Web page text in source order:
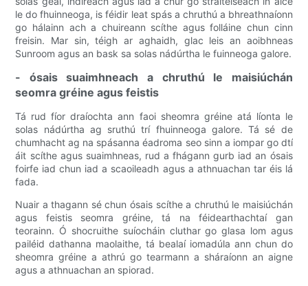
le do fhuinneoga, is féidir leat spás a chruthú a bhreathnaíonn
go hálainn ach a chuireann scíthe agus folláine chun cinn
freisin. Mar sin, téigh ar aghaidh, glac leis an aoibhneas
Sunroom agus an bask sa solas nádúrtha le fuinneoga galore.
- ósais suaimhneach a chruthú le maisiúchán
seomra gréine agus feistis
Tá rud fíor draíochta ann faoi sheomra gréine atá líonta le
solas nádúrtha ag sruthú trí fhuinneoga galore. Tá sé de
chumhacht ag na spásanna éadroma seo sinn a iompar go dtí
áit scíthe agus suaimhneas, rud a fhágann gurb iad an ósais
foirfe iad chun iad a scaoileadh agus a athnuachan tar éis lá
fada.
Nuair a thagann sé chun ósais scíthe a chruthú le maisiúchán
agus feistis seomra gréine, tá na féidearthachtaí gan
teorainn. Ó shocruithe suíocháin cluthar go glasa lom agus
pailéid dathanna maolaithe, tá bealaí iomadúla ann chun do
sheomra gréine a athrú go tearmann a sháraíonn an aigne
agus a athnuachan an spiorad.